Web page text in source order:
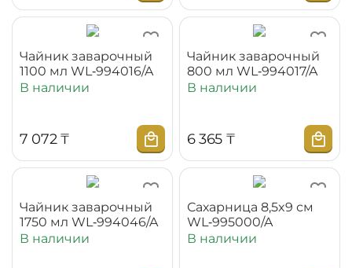
Чайник заварочный
1100 мл WL‑994016/A
В наличии
7 072 ₸
Чайник заварочный
800 мл WL‑994017/A
В наличии
6 365 ₸
Чайник заварочный
1750 мл WL‑994046/A
В наличии
Сахарница 8,5x9 см
WL‑995000/A
В наличии